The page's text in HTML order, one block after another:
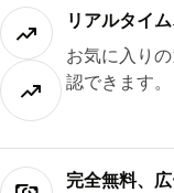
リアルタイ
お気に入り
認できます。
完全無料、